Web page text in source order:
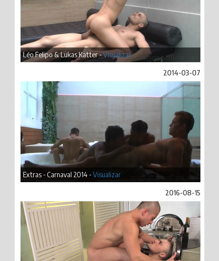
Léo Felipo & Lukas Katter -Visualizar
2014-03-07
Extras - Carnaval 2014 -Visualizar
2016-08-15